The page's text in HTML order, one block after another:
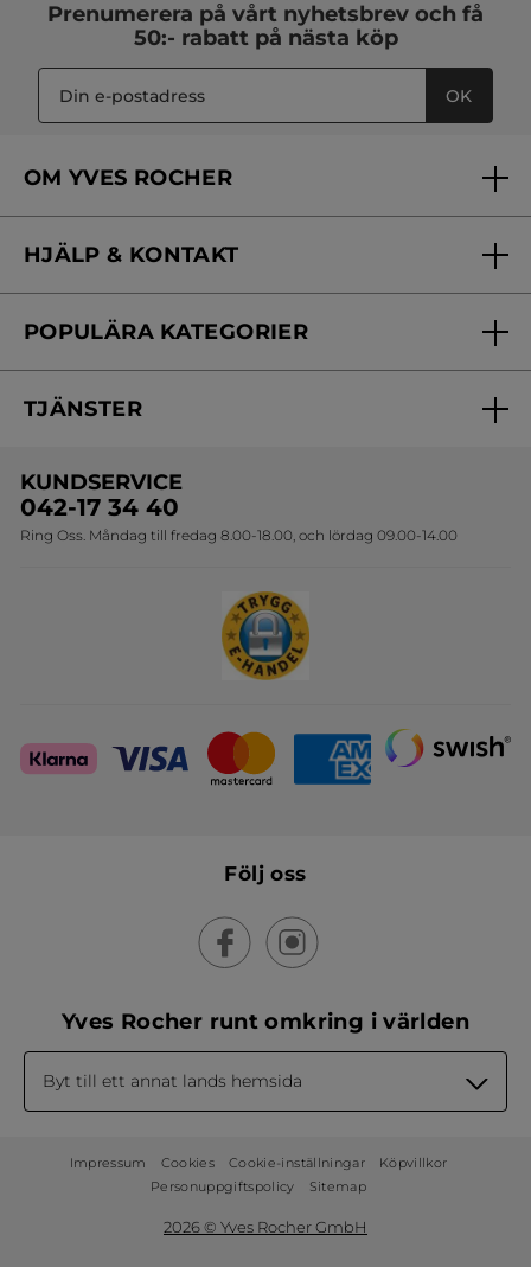
Prenumerera på vårt nyhetsbrev och få
50:- rabatt på nästa köp
OK
OM YVES ROCHER
Vårt engagemang
Skönhetstips
HJÄLP & KONTAKT
Kontakta oss
Online prislista
POPULÄRA KATEGORIER
Erbjudanden
Travelsize
Sets
TJÄNSTER
Onlineprislista för postorder
KUNDSERVICE
042-17 34 40
Ring Oss. Måndag till fredag 8.00-18.00, och lördag 09.00-14.00
Följ oss
Yves Rocher runt omkring i världen
Byt till ett annat lands hemsida
Impressum Cookies Cookie-inställningar
Köpvillkor
Personuppgiftspolicy
Sitemap
2026 © Yves Rocher GmbH